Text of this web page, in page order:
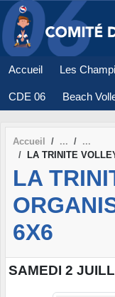
Accueil Les
CDE 06 Beach
Accueil
LA TRINITE
LA
6X6
SAMEDI 2
Panneau de gestion